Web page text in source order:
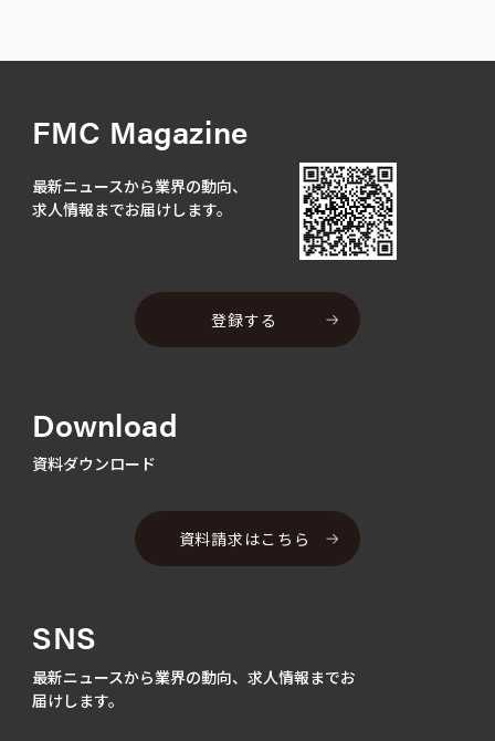
FMC Magazine
最新ニュースから業界の動向、
求人情報までお届けします。
登録する
Download
資料ダウンロード
資料請求はこちら
SNS
最新ニュースから業界の動向、 求人情報までお
届けします。